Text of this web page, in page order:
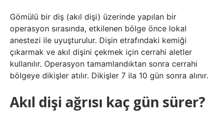
Gömülü bir diş (akıl dişi) üzerinde yapılan bir
operasyon sırasında, etkilenen bölge önce lokal
anestezi ile uyuşturulur. Dişin etrafındaki kemiği
çıkarmak ve akıl dişini çekmek için cerrahi aletler
kullanılır. Operasyon tamamlandıktan sonra cerrahi
bölgeye dikişler atılır. Dikişler 7 ila 10 gün sonra alınır.
Akıl dişi ağrısı kaç gün sürer?